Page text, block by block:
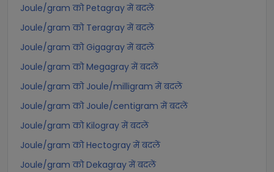
Joule/gram को Petagray में बदलें
Joule/gram को Teragray में बदलें
Joule/gram को Gigagray में बदलें
Joule/gram को Megagray में बदलें
Joule/gram को Joule/milligram में बदलें
Joule/gram को Joule/centigram में बदलें
Joule/gram को Kilogray में बदलें
Joule/gram को Hectogray में बदलें
Joule/gram को Dekagray में बदलें